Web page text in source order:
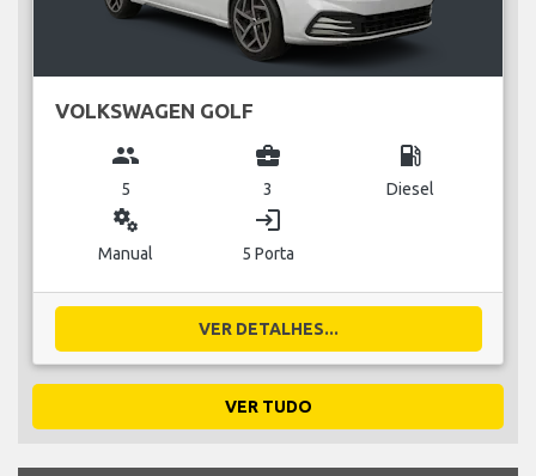
VOLKSWAGEN GOLF
group
5
business_center
3
local_gas_station
Diesel
miscellaneous_services
Manual
login
5 Porta
VER DETALHES...
VER TUDO